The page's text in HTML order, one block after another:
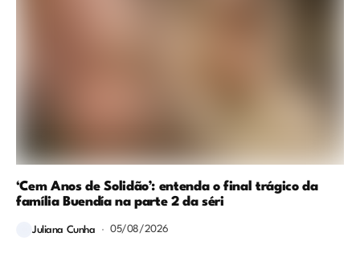
‘Cem Anos de Solidão’: entenda o final trágico da
família Buendía na parte 2 da séri
Juliana Cunha 05/08/2026